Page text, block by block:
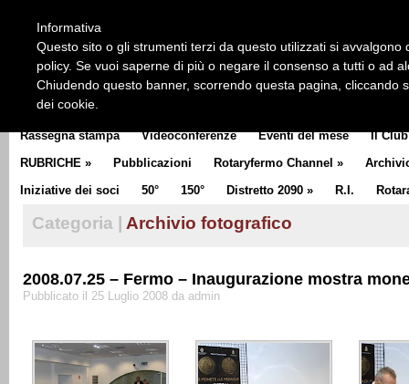
CLUB COMMUNICATOR
Rassegna stampa Videoconferenze Eventi del mese Il Club
RUBRICHE » Pubblicazioni Rotaryfermo Channel »
Iniziative dei soci
50° 150° Distretto 2090 » R.I.
Categoria | Archivio fotografico
2008.07.25 – Fermo – Inaugurazione mostra
Pubblicato il 25 Luglio 2008 da admin
Informativa
Questo sito o gli strumenti terzi da questo utilizzati si
policy. Se vuoi saperne di più o negare il consenso a tutti o ad
Chiudendo questo banner, scorrendo questa pagina, cliccando
dei cookie.